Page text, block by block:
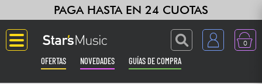
PAGA HASTA EN 24 CUOTAS
0
OFERTAS NOVEDADES GUÍAS DE COMPRA